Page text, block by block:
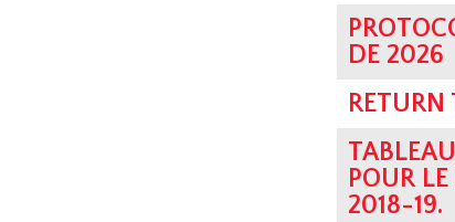
DE 2026
POUR
2018-19.